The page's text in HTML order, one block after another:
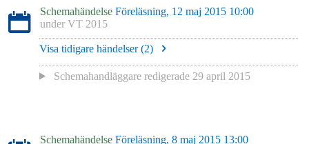
Schemahändelse Föreläsning, 12 maj 2015 10:00
under VT 2015
Visa tidigare händelser (2)
Schemahandläggare redigerade 29 april 2015
Schemahändelse Föreläsning, 8 maj 2015 13:00